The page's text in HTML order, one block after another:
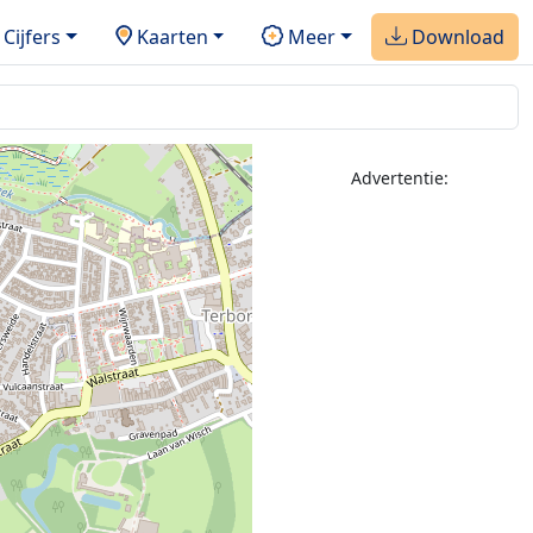
Cijfers Kaarten Meer Download
Advertentie: